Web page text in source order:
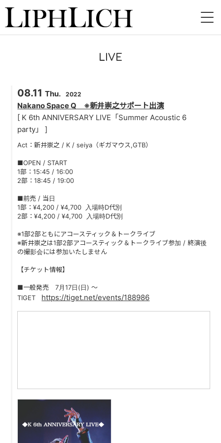
LIVE
INSTORE
VIDEO
DISCOGRAPHY
BLOG
GOODS
CONTACT
MESSAGE
LIVE
08.11 Thu. 2022
Nakano Space Q ※新井崇之サポート出演
[ K 6th ANNIVERSARY LIVE「Summer Acoustic 6
party」 ]
Act：新井崇之 / K / seiya（ギガマウス,GTB）
■OPEN / START
1部：15:45 / 16:00
2部：18:45 / 19:00
■前売 / 当日
1部：¥4,200 / ¥4,700 入場時D代別
2部：¥4,200 / ¥4,700 入場時D代別
※1部2部ともにアコースティック＆トークライブ
※新井崇之は1部2部アコースティック＆トークライブ参加 / 終演後
の撮影会には参加いたしません
【チケット情報】
■一般発売 7月17日(日) 〜
TIGET https://tiget.net/events/188986